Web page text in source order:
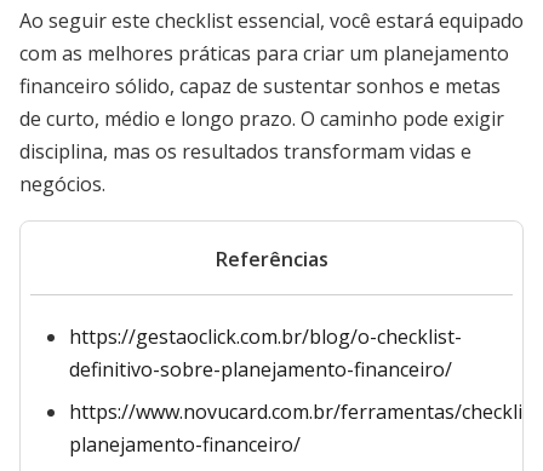
Ao seguir este checklist essencial, você estará equipado
com as melhores práticas para criar um planejamento
financeiro sólido, capaz de sustentar sonhos e metas
de curto, médio e longo prazo. O caminho pode exigir
disciplina, mas os resultados transformam vidas e
negócios.
Referências
https://gestaoclick.com.br/blog/o-checklist-
definitivo-sobre-planejamento-financeiro/
https://www.novucard.com.br/ferramentas/
planejamento-financeiro/